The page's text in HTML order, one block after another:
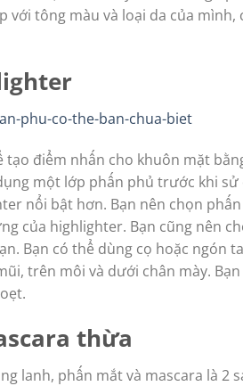
với tông màu và loại da của
điểm nhấn cho khuôn mặt
một lớp phấn phủ trước khi
nổi bật hơn. Bạn nên chọn
của highlighter. Bạn cũng nên
Bạn có thể dùng cọ hoặc ngón
trên môi và dưới chân mày.
thừa
lanh, phấn mắt và mascara là 2